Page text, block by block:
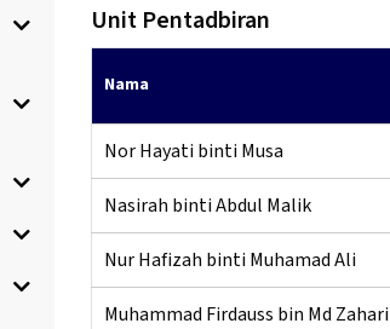
Unit Pentadbiran
Nama
Nor Hayati binti Musa
Nasirah binti Abdul Malik
Nur Hafizah binti Muhamad Ali
Muhammad Firdauss bin Md Zahari